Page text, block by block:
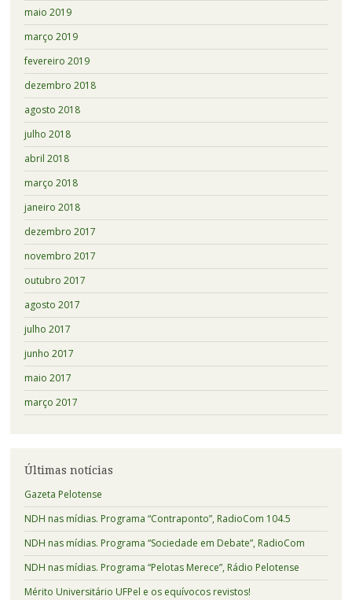
maio 2019
março 2019
fevereiro 2019
dezembro 2018
agosto 2018
julho 2018
abril 2018
março 2018
janeiro 2018
dezembro 2017
novembro 2017
outubro 2017
agosto 2017
julho 2017
junho 2017
maio 2017
março 2017
Últimas notícias
Gazeta Pelotense
NDH nas mídias. Programa “Contraponto”, RadioCom 104.5
NDH nas mídias. Programa “Sociedade em Debate”, RadioCom
NDH nas mídias. Programa “Pelotas Merece”, Rádio Pelotense
Mérito Universitário UFPel e os equívocos revistos!